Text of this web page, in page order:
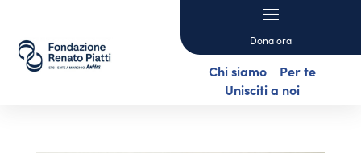
Dona ora
Chi siamo
Per te
Unisciti a noi